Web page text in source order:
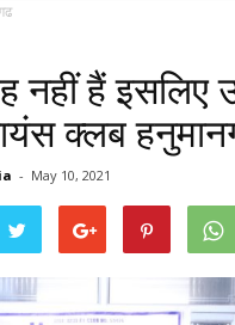
नहीं हैं इसलिए
क्लब
- May 10, 2021